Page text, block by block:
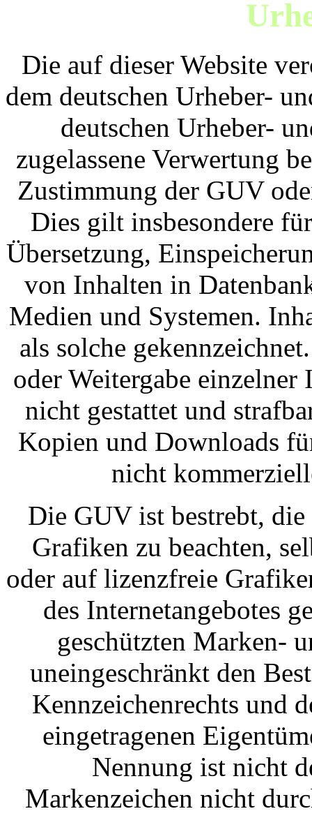
Die auf dieser Website
dem deutschen Urheber-
deutschen Urheber-
zugelassene Verwertung
Zustimmung der GUV
Dies gilt insbesondere
Übersetzung,
von Inhalten in
Medien und Systemen.
als solche
oder Weitergabe
nicht gestattet und
Kopien und Downloads
nicht
Die GUV ist bestrebt,
Grafiken zu beachten,
oder auf lizenzfreie
des Internetangebotes
geschützten Marken-
uneingeschränkt den
Kennzeichenrechts und
eingetragenen
Nennung ist nicht
Markenzeichen nicht